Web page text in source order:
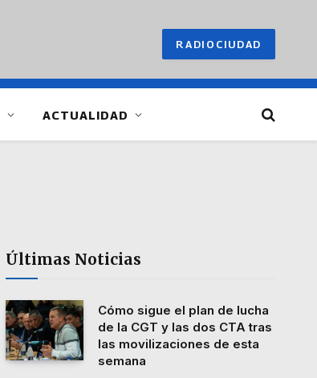
RADIOCIUDAD
ACTUALIDAD
Últimas Noticias
Cómo sigue el plan de lucha
de la CGT y las dos CTA tras
las movilizaciones de esta
semana